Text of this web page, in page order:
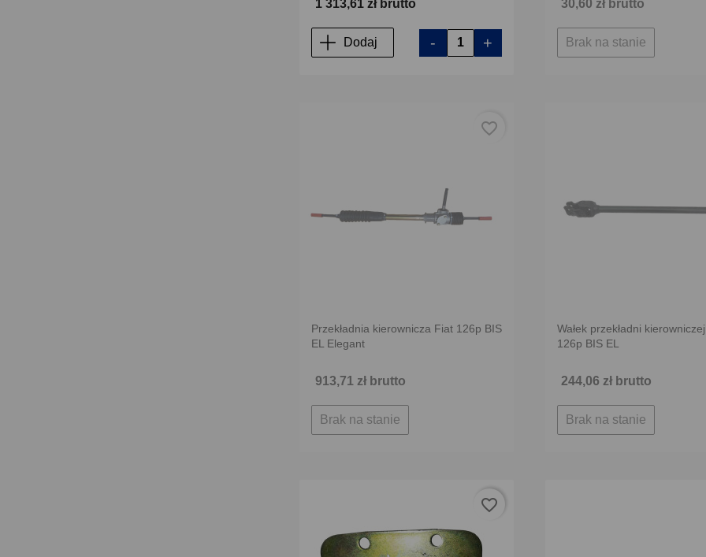
1 313,61 zł brutto
Dodaj - +
30,60 zł brutto
Brak na stanie
Przekładnia kierownicza Fiat 126p BIS
EL Elegant
913,71 zł brutto
Brak na stanie
favorite_border
Wałek przekładni
126p BIS EL
244,06 zł brutto
Brak na stanie
favorite_border